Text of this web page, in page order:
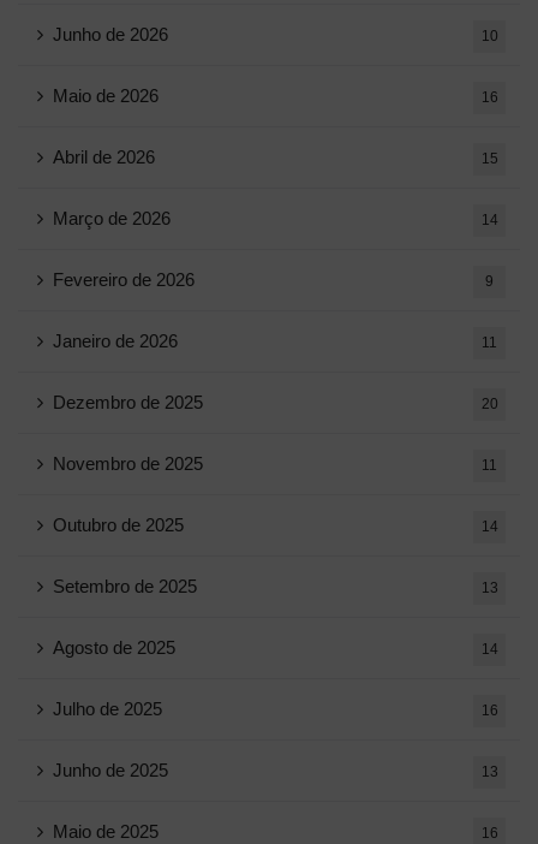
Junho de 2026 10
Maio de 2026 16
Abril de 2026 15
Março de 2026 14
Fevereiro de 2026 9
Janeiro de 2026 11
Dezembro de 2025 20
Novembro de 2025 11
Outubro de 2025 14
Setembro de 2025 13
Agosto de 2025 14
Julho de 2025 16
Junho de 2025 13
Maio de 2025 16